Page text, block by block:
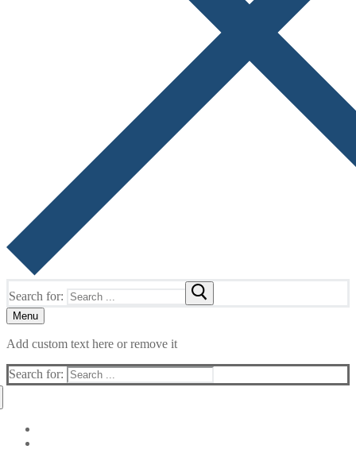
Search for:
Menu
Add custom text here or remove it
Search for: